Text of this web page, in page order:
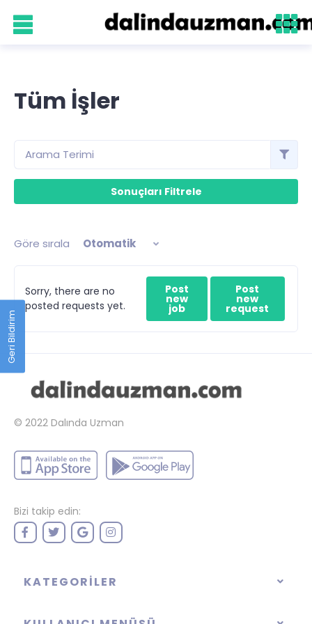
Tüm İşler
Göre sırala Otomatik
Sorry, there are no
posted requests yet.
Post
new
job
Post
new
request
© 2022 Dalında Uzman
Bizi takip edin:
KATEGORILER
Geri Bildirim